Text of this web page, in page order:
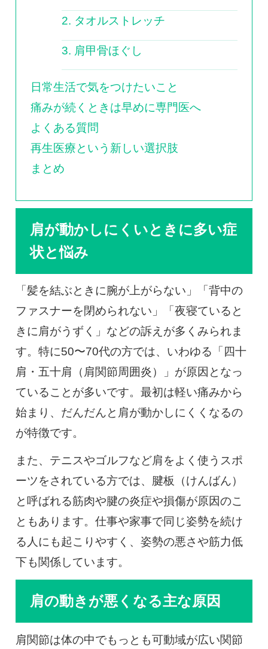
2. タオルストレッチ
3. 肩甲骨ほぐし
日常生活で気をつけたいこと
痛みが続くときは早めに専門医へ
よくある質問
再生医療という新しい選択肢
まとめ
肩が動かしにくいときに多い症
状と悩み
「髪を結ぶときに腕が上がらない」「背中の
ファスナーを閉められない」「夜寝ていると
きに肩がうずく」などの訴えが多くみられま
す。特に50〜70代の方では、いわゆる「四十
肩・五十肩（肩関節周囲炎）」が原因となっ
ていることが多いです。最初は軽い痛みから
始まり、だんだんと肩が動かしにくくなるの
が特徴です。
また、テニスやゴルフなど肩をよく使うスポ
ーツをされている方では、腱板（けんばん）
と呼ばれる筋肉や腱の炎症や損傷が原因のこ
ともあります。仕事や家事で同じ姿勢を続け
る人にも起こりやすく、姿勢の悪さや筋力低
下も関係しています。
肩の動きが悪くなる主な原因
肩関節は体の中でもっとも可動域が広い関節